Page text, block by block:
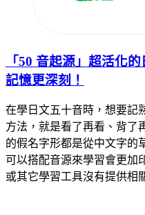
「50 音起源」超活化
記憶更深刻！
在學日文五十音時，想要記
方法，就是看了再看、背了
的假名字形都是從中文字的
可以搭配音源來學習會更加
或其它學習工具沒有提供相